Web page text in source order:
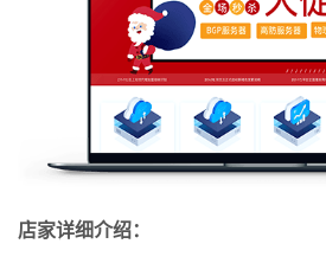
店家详细介绍：